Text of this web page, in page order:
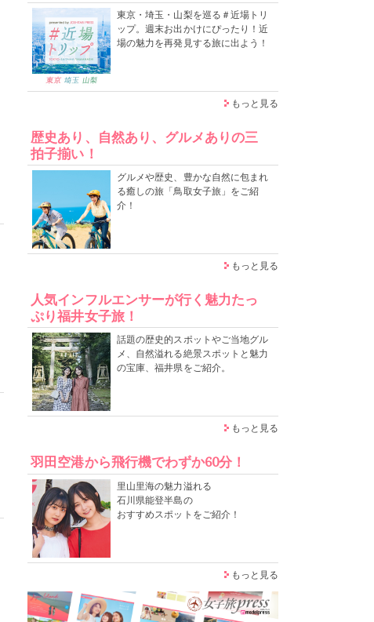
東京・埼玉・山梨を巡る＃近場トリ
ップ。週末お出かけにぴったり！近
場の魅力を再発見する旅に出よう！
もっと見る
歴史あり、自然あり、グルメありの三
拍子揃い！
グルメや歴史、豊かな自然に包まれ
る癒しの旅「鳥取女子旅」をご紹
介！
もっと見る
人気インフルエンサーが行く魅力たっ
ぷり福井女子旅！
話題の歴史的スポットやご当地グル
メ、自然溢れる絶景スポットと魅力
の宝庫、福井県をご紹介。
もっと見る
羽田空港から飛行機でわずか60分！
里山里海の魅力溢れる
石川県能登半島の
おすすめスポットをご紹介！
もっと見る